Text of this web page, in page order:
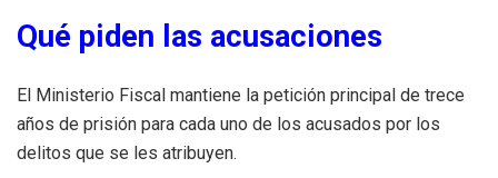
Qué piden las acusaciones
El Ministerio Fiscal mantiene la petición principal de trece
años de prisión para cada uno de los acusados por los
delitos que se les atribuyen.